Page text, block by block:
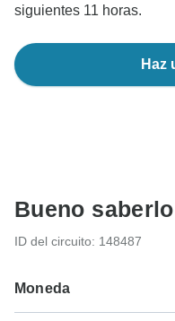
siguientes 11 horas.
Haz
Bueno saberlo
ID del circuito: 148487
Moneda